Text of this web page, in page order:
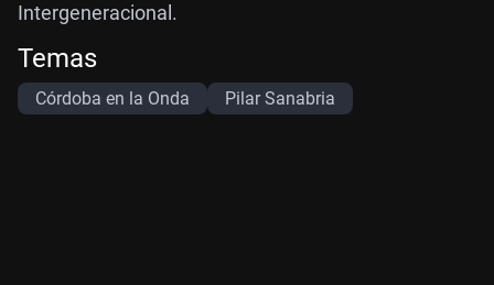
Intergeneracional.
Temas
Córdoba en la Onda Pilar Sanabria